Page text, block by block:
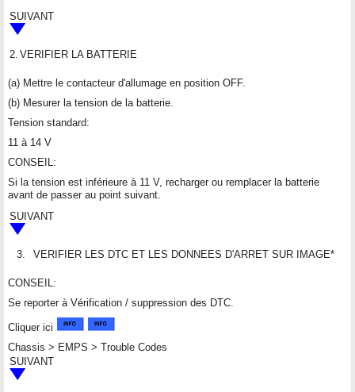
SUIVANT
2. VERIFIER LA BATTERIE
(a) Mettre le contacteur d'allumage en position OFF.
(b) Mesurer la tension de la batterie.
Tension standard:
11 à 14 V
CONSEIL:
Si la tension est inférieure à 11 V, recharger ou remplacer la batterie
avant de passer au point suivant.
SUIVANT
3. VERIFIER LES DTC ET LES DONNEES D'ARRET SUR IMAGE*
CONSEIL:
Se reporter à Vérification / suppression des DTC.
Cliquer ici
Chassis > EMPS > Trouble Codes
SUIVANT